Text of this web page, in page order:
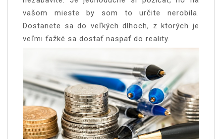
vašom mieste by som to určite nerobila.
Dostanete sa do veľkých dlhoch, z ktorých je
veľmi ťažké sa dostať naspäť do reality.